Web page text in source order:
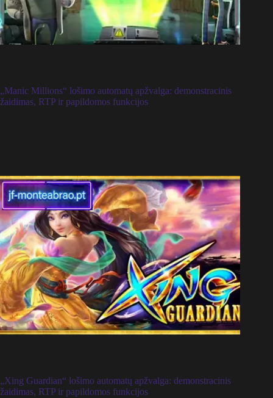
„Manic Millions“ lošimo automatų apžvalga: demonstracinis
žaidimas, RTP ir papildomos funkcijos
„Xing Guardian“ lošimo automatų apžvalga: demonstracinis
žaidimas, RTP ir papildomos funkcijos